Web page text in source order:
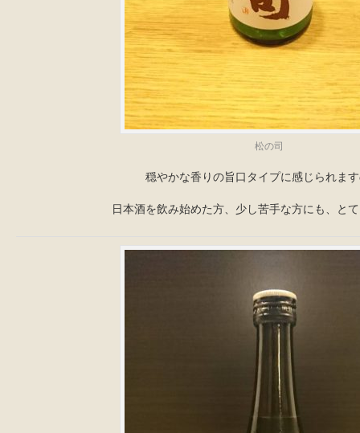
松の司
穏やかな香りの旨口タイプに感じられま
日本酒を飲み始めた方、少し苦手な方にも、と